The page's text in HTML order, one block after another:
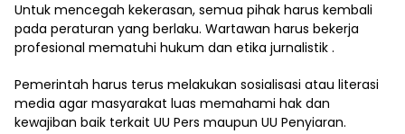
Untuk mencegah kekerasan, semua pihak harus kembali
pada peraturan yang berlaku. Wartawan harus bekerja
profesional mematuhi hukum dan etika jurnalistik .
Pemerintah harus terus melakukan sosialisasi atau literasi
media agar masyarakat luas memahami hak dan
kewajiban baik terkait UU Pers maupun UU Penyiaran.